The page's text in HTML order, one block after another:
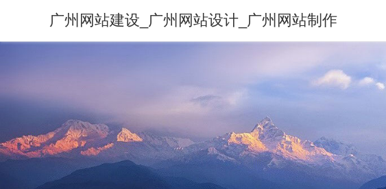
广州网站建设_广州网站设计_广州网站制作